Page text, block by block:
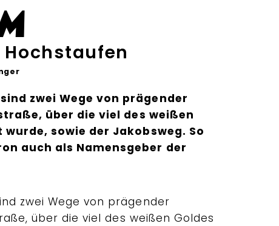
zwei Wege von prägender
über die viel des weißen
sowie der Jakobsweg. So
auch als Namensgeber der
zwei Wege von prägender
über die viel des weißen Goldes